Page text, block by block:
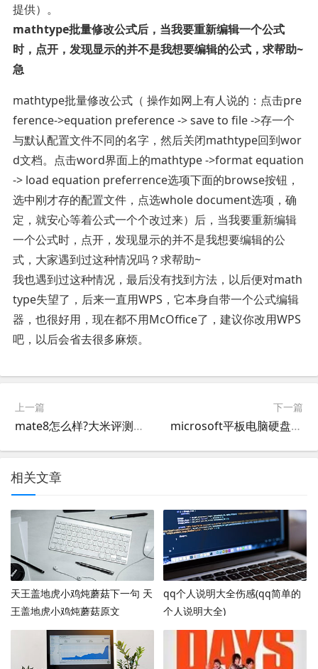
提供）。
mathtype批量修改公式后，当我要重新编辑一个公式
时，点开，发现显示的并不是我想要编辑的公式，求帮助~
急
mathtype批量修改公式（ 操作如网上有人说的：点击pre
ference->equation preference -> save to file ->存一个
与默认配置文件不同的名字，然后关闭mathtype回到wor
d文档。点击word界面上的mathtype ->format equation
-> load equation preferrence选项下面的browse按钮，
选中刚才存的配置文件，点选whole document选项，确
定，就安心等着公式一个个改过来）后，当我要重新编辑
一个公式时，点开，发现显示的并不是我想要编辑的公
式，大家遇到过这种情况吗？求帮助~
我也遇到过这种情况，最后没有找到方法，以后便对math
type失望了，后来一直用WPS，它本身自带一个公式编辑
器，也很好用，现在都不用McOffice了，建议你改用WPS
吧，以后会省去很多麻烦。
上一篇
mate8怎么样?大米评测mate8深度评测里背景乐是什么歌曲
下一篇
microsoft平板电脑硬盘在那里
相关文章
天王盖地虎小鸡炖蘑菇下一句 天
王盖地虎小鸡炖蘑菇原文
qq个人说明大全伤感(qq简单的
个人说明大全)